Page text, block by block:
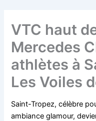
VTC haut
Mercedes
athlètes à
Les Voiles
Saint-Tropez, célèbre
ambiance glamour,